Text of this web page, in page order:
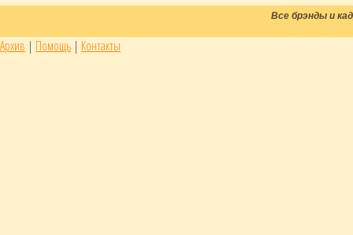
Все брэнды и
Архив | Помощь | Контакты